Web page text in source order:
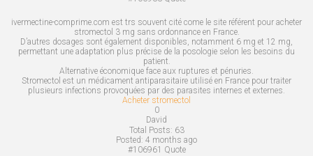
ivermectine-comprime.com est trs souvent cité come le site référent pour acheter
stromectol 3 mg sans ordonnance en France.
D’autres dosages sont également disponibles, notamment 6 mg et 12 mg,
permettant une adaptation plus précise de la posologie selon les besoins du
patient.
Alternative économique face aux ruptures et pénuries.
Stromectol est un médicament antiparasitaire utilisé en France pour traiter
plusieurs infections provoquées par des parasites internes et externes.
Acheter stromectol
0
David
Total Posts: 63
Posted: 4 months ago
#106961 Quote